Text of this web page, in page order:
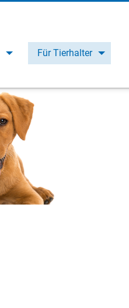
Für Tierhalter